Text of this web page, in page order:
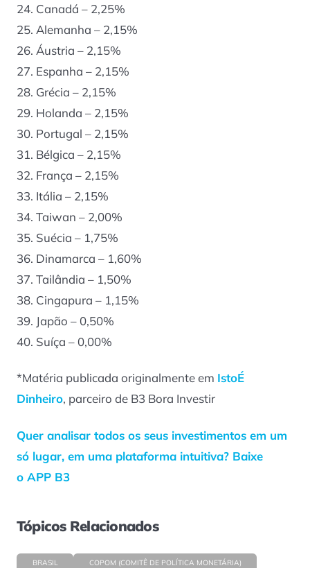
24. Canadá – 2,25%
25. Alemanha – 2,15%
26. Áustria – 2,15%
27. Espanha – 2,15%
28. Grécia – 2,15%
29. Holanda – 2,15%
30. Portugal – 2,15%
31. Bélgica – 2,15%
32. França – 2,15%
33. Itália – 2,15%
34. Taiwan – 2,00%
35. Suécia – 1,75%
36. Dinamarca – 1,60%
37. Tailândia – 1,50%
38. Cingapura – 1,15%
39. Japão – 0,50%
40. Suíça – 0,00%
*Matéria publicada originalmente em IstoÉ
Dinheiro, parceiro de B3 Bora Investir
Quer analisar todos os seus investimentos em um
só lugar, em uma plataforma intuitiva? Baixe
o APP B3
Tópicos Relacionados
BRASIL COPOM (COMITÊ DE POLÍTICA MONETÁRIA)